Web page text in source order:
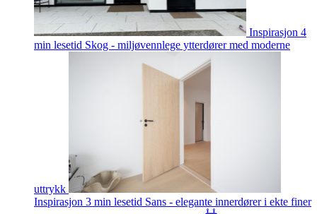
Inspirasjon 4
min lesetid Skog - miljøvennlege ytterdører med moderne
uttrykk
Inspirasjon 3 min lesetid Sans - elegante innerdører i ekte finer